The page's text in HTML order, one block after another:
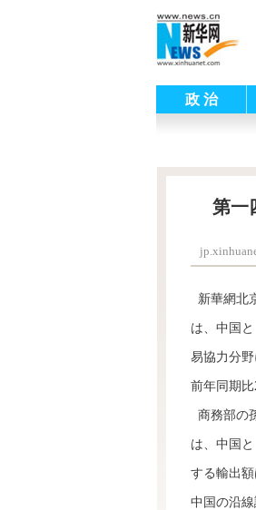
政 治
第一
新華網北
は、中国
易協力分
前年同期比
商務部の
は、中国
する輸出額
中国の沿